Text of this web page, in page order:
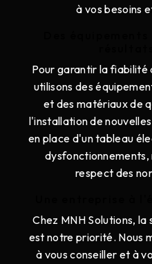
à vos besoins
Pour garantir la fiabilité
utilisons des
et des matériaux de
l'installation de
en place d'un tableau
dysfonctionnements,
respect des
Chez MNH Solutions,
est notre priorité. Nous
à vous conseiller et à